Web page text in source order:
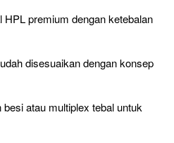
HPL premium dengan ketebalan
disesuaikan dengan konsep
atau multiplex tebal untuk